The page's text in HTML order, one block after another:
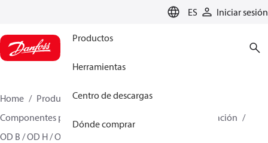
ES Iniciar sesión
Productos
Herramientas
Centro de descargas
Dónde comprar
Home Productos
Climate Solutions for heating
Componentes para quemador
Boquillas de pulverización
OD B / OD H / OD S